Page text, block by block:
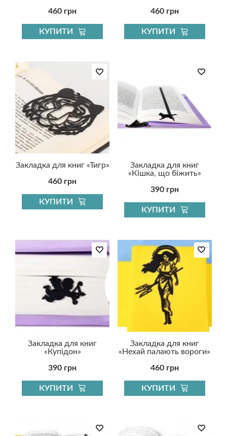
460 грн
КУПИТИ
460 грн
КУПИТИ
Закладка для книг «Тигр»
460 грн
КУПИТИ
Закладка для книг
«Кішка, що біжить»
390 грн
КУПИТИ
Закладка для книг
«Купідон»
390 грн
КУПИТИ
Закладка для книг
«Нехай палають вороги»
460 грн
КУПИТИ